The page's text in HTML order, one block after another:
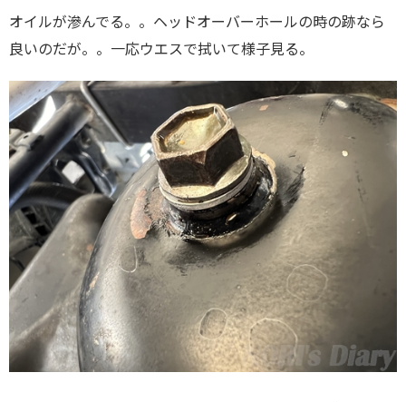
オイルが滲んでる。。ヘッドオーバーホールの時の跡なら
良いのだが。。一応ウエスで拭いて様子見る。